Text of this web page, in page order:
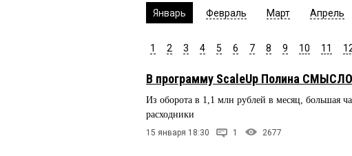
Январь Февраль Март Апрель
1 2 3 4 5 6 7 8 9 10 11
В программу ScaleUp Полина
Из оборота в 1,1 млн рублей в месяц, большая
расходники
15 января 18:30 1 2677